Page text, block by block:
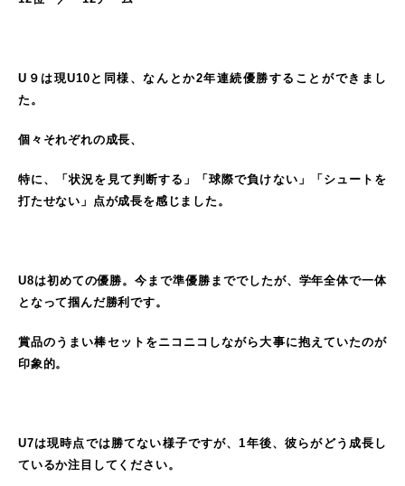
U９は現U10と同様、なんとか2年連続優勝することができまし
た。
個々それぞれの成長、
特に、「状況を見て判断する」「球際で負けない」「シュートを
打たせない」点が成長を感じました。
U8は初めての優勝。今まで準優勝まででしたが、学年全体で一体
となって掴んだ勝利です。
賞品のうまい棒セットをニコニコしながら大事に抱えていたのが
印象的。
U7は現時点では勝てない様子ですが、1年後、彼らがどう成長し
ているか注目してください。